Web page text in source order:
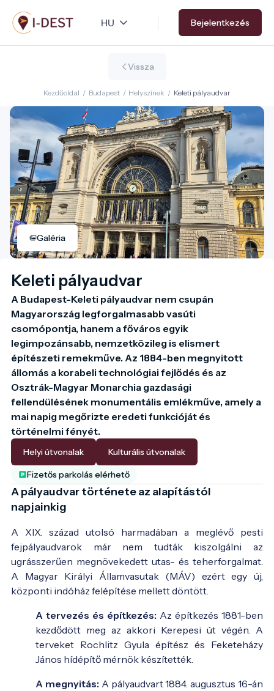
Ugrás
a
tartalomra
Bejelentkezés
Vissza
Kezdőoldal / Budapest / Helyszínek / Keleti pályaudvar
Galéria
Keleti pályaudvar
A Budapest-Keleti pályaudvar nem csupán
Magyarország legforgalmasabb vasúti
csomópontja, hanem a főváros egyik
legimpozánsabb, nemzetközileg is elismert
építészeti remekműve. Az 1884-ben megnyitott
állomás a korabeli technológiai fejlődés és az
Osztrák-Magyar Monarchia gazdasági
fellendülésének monumentális emlékműve, amely a
mai napig megőrizte eredeti funkcióját és
történelmi fényét.
Helyi útvonalak Kulturális útvonalak
Fizetős parkolás elérhető
A pályaudvar története az alapítástól
napjainkig
A XIX. század utolsó harmadában a meglévő pesti
fejpályaudvarok már nem tudták kiszolgálni az
ugrásszerűen megnövekedett utas- és teherforgalmat.
A Magyar Királyi Államvasutak (MÁV) ezért egy új,
központi indóház felépítése mellett döntött.
A tervezés és építkezés: Az építkezés 1881-ben
kezdődött meg az akkori Kerepesi út végén. A
terveket Rochlitz Gyula építész és Feketeházy
János hídépítő mérnök készítették.
A megnyitás: A pályaudvart 1884. augusztus 16-án